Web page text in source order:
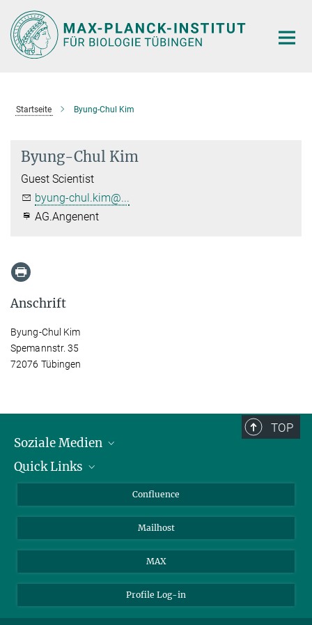
Hauptinhalt
Startseite Byung-Chul Kim
Byung-Chul Kim
Guest Scientist
byung-chul.kim@...
AG.Angenent
Anschrift
Byung-Chul Kim
Spemannstr. 35
72076 Tübingen
TOP
Soziale Medien
LinkedIn
Quick Links
Für Journalisten und Journalistinnen
Ihr Weg zu uns
Confluence
Mailhost
MAX
Profile Log-in